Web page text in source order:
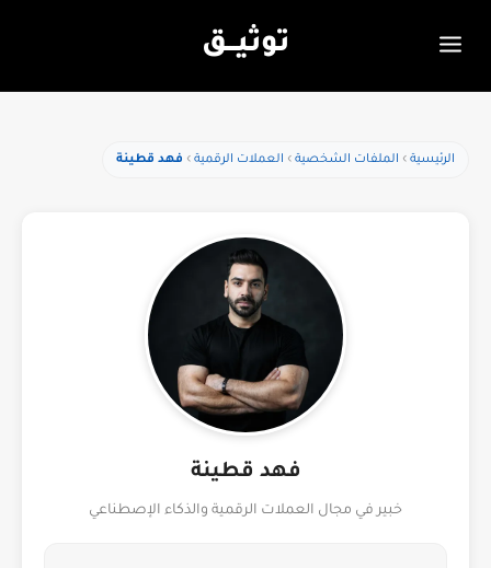
توثيـــق
الرئيسية الملفات الشخصية العملات الرقمية فهد قطينة
فهد قطينة
خبير في مجال العملات الرقمية والذكاء الإصطناعي